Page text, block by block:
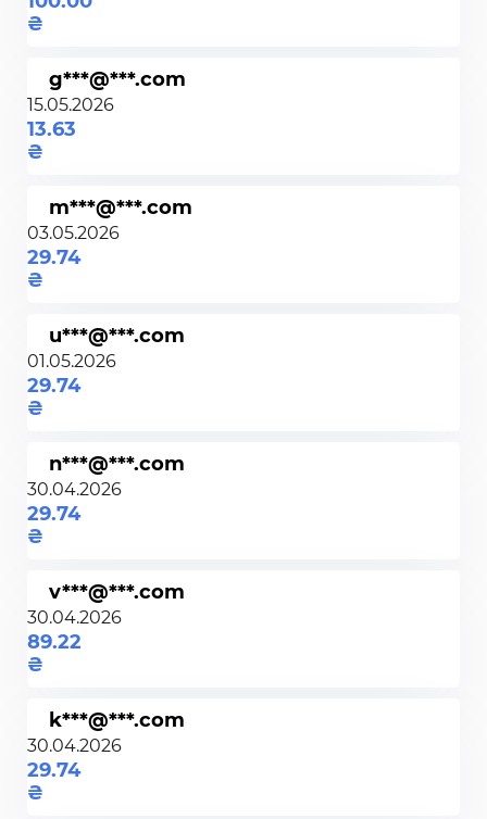
g***@***.com
15.05.2026
13.63
m***@***.com
03.05.2026
29.74
u***@***.com
01.05.2026
29.74
n***@***.com
30.04.2026
29.74
v***@***.com
30.04.2026
89.22
k***@***.com
30.04.2026
29.74